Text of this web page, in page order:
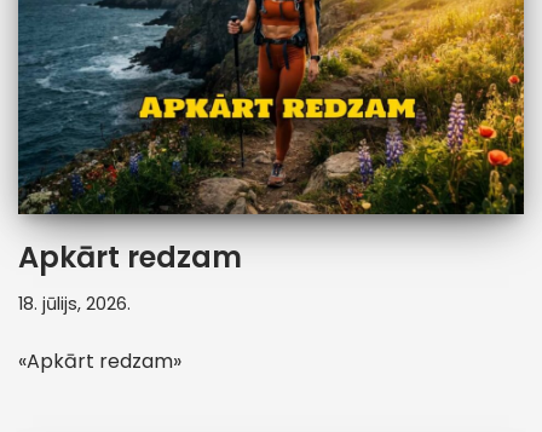
Apkārt redzam
18. jūlijs, 2026.
«Apkārt redzam»